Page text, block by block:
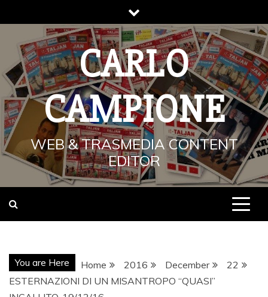
to
content
CARLO
CAMPIONE
WEB & TRASMEDIA CONTENT
EDITOR
You are Here Home 2016 December
22
ESTERNAZIONI DI UN MISANTROPO “QUASI”